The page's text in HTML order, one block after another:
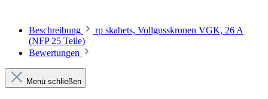
Beschreibung
rp skabets, Vollgusskronen VGK, 26 A
(NFP 25 Teile)
Bewertungen
Menü schließen